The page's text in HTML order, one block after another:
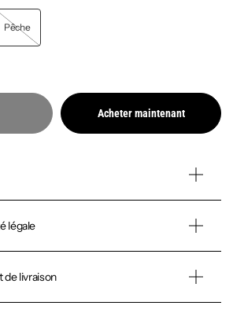
Pêche
Acheter maintenant
légale
de livraison